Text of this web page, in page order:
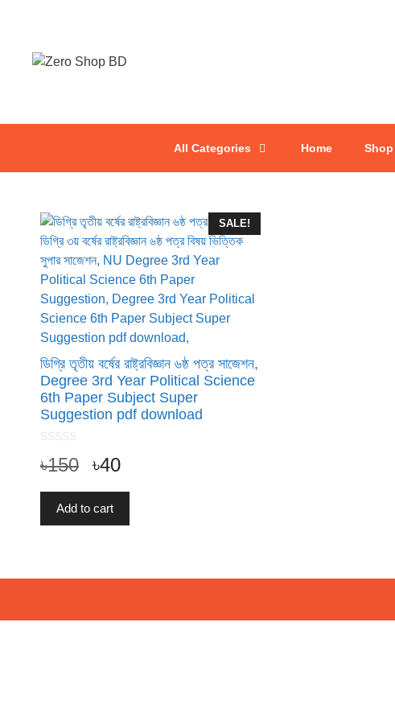
All Categories Home Shop
SALE!
ডিগ্রি তৃতীয় বর্ষের রাষ্ট্রবিজ্ঞান ৬ষ্ঠ পত্র সাজেশন,
Degree 3rd Year Political Science
6th Paper Subject Super
Suggestion pdf download
o
u
o
৳150 ৳40
Add to cart